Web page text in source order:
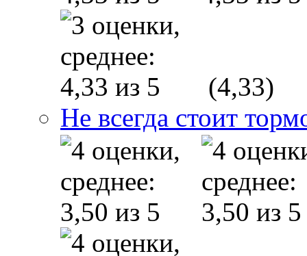
(4,33)
Не всегда стоит